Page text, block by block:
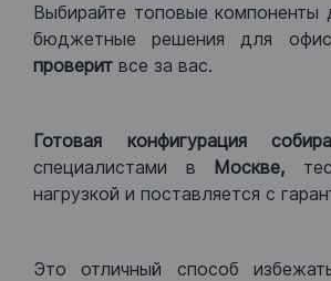
Выбирайте топовые компоненты
бюджетные решения для
проверит все за вас.
Готовая конфигурация
специалистами в Москве,
нагрузкой и поставляется с
Это отличный способ